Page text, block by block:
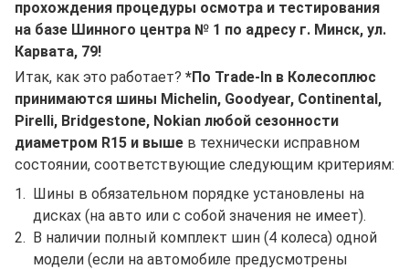
прохождения процедуры осмотра и тестирования
на базе Шинного центра № 1 по адресу г. Минск, ул.
Карвата, 79!
Итак, как это работает? *По Trade-In в Колесоплюс
принимаются шины Michelin, Goodyear, Continental,
Pirelli, Bridgestone, Nokian любой сезонности
диаметром R15 и выше в технически исправном
состоянии, соответствующие следующим критериям:
Шины в обязательном порядке установлены на
дисках (на авто или с собой значения не имеет).
В наличии полный комплект шин (4 колеса) одной
модели (если на автомобиле предусмотрены